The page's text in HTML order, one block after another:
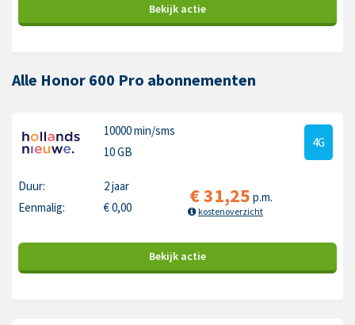
Bekijk actie
Alle Honor 600 Pro abonnementen
10000 min/sms
10 GB
4G
Duur:
2 jaar
Eenmalig:
€0,00 €31,25 p.m.
kostenoverzicht
Bekijk actie